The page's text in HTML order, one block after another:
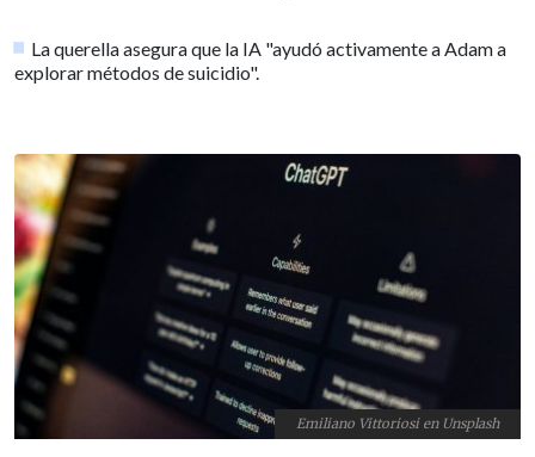
La querella asegura que la IA "ayudó activamente a Adam a
explorar métodos de suicidio".
Emiliano Vittoriosi en Unsplash